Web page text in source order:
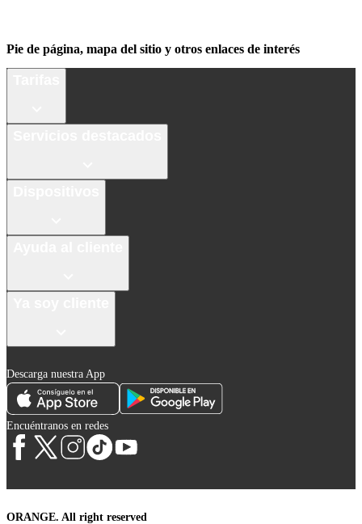
Pie de página, mapa del sitio y otros enlaces de interés
Descarga nuestra App
Encuéntranos en redes
ORANGE. All right reserved